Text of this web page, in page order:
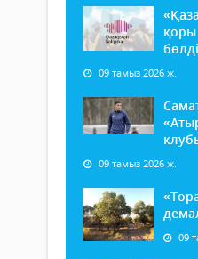
қоры
09 тамыз 2026 ж.
09 тамыз 2026 ж.
09